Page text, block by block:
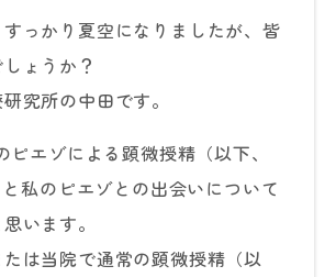
っかり夏空になりましたが、皆
ょうか？
究所の中田です。
ピエゾによる顕微授精（以下、
私のピエゾとの出会いについて
います。
は当院で通常の顕微授精（以